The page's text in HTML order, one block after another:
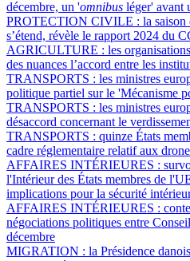
décembre, un 'omnibus léger' avant
PROTECTION CIVILE : la saison
s’étend, révèle le rapport 2024 du
AGRICULTURE : les
des nuances l’accord entre les
TRANSPORTS : les ministres
politique partiel sur le 'Mécanisme
TRANSPORTS : les ministres
désaccord concernant le
TRANSPORTS : quinze États
cadre réglementaire relatif aux
AFFAIRES INTÉRIEURES :
l'Intérieur des États membres de
implications pour la sécurité
AFFAIRES INTÉRIEURES :
négociations politiques entre
décembre
MIGRATION : la Présidence